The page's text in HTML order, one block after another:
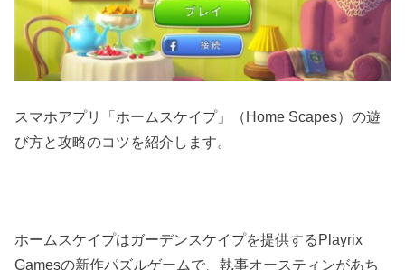
スマホアプリ「ホームスケイプ」（Home Scapes）の遊
び方と攻略のコツを紹介します。
ホームスケイプはガーデンスケイプを提供するPlayrix
Gamesの新作パズルゲームで、執事オースティンがあち